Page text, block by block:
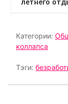
Категории:
коллапса
Тэги: